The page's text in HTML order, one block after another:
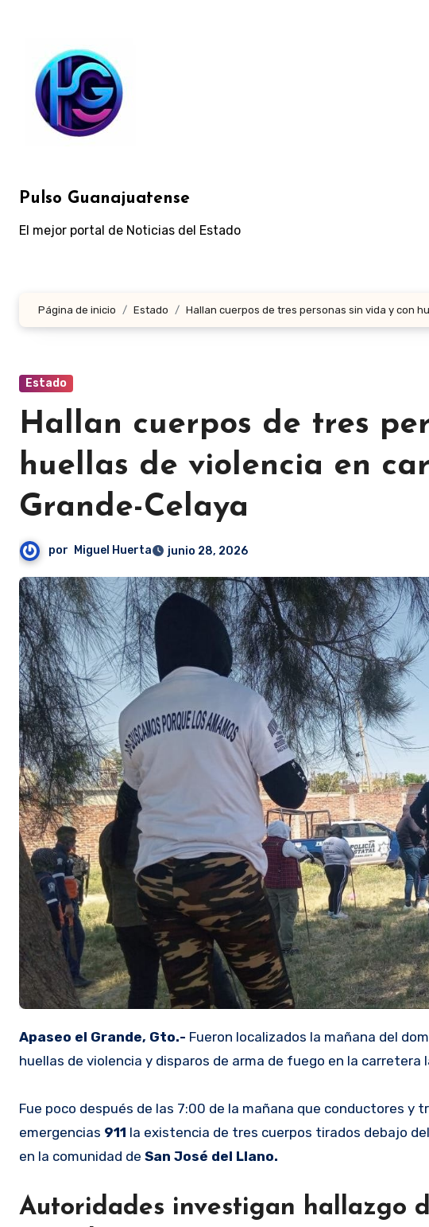
contenido
Pulso Guanajuatense
El mejor portal de Noticias del Estado
Página de inicio Estado Hallan cuerpos de tres personas sin vida y con
Estado
Hallan cuerpos de tres
huellas de violencia en
Grande-Celaya
por Miguel Huerta junio 28, 2026
Apaseo el Grande, Gto.- Fueron localizados la mañana del
huellas de violencia y disparos de arma de fuego en la carretera
Fue poco después de las 7:00 de la mañana que conductores
emergencias 911 la existencia de tres cuerpos tirados debajo
en la comunidad de San José del Llano.
Autoridades investigan hallazgo